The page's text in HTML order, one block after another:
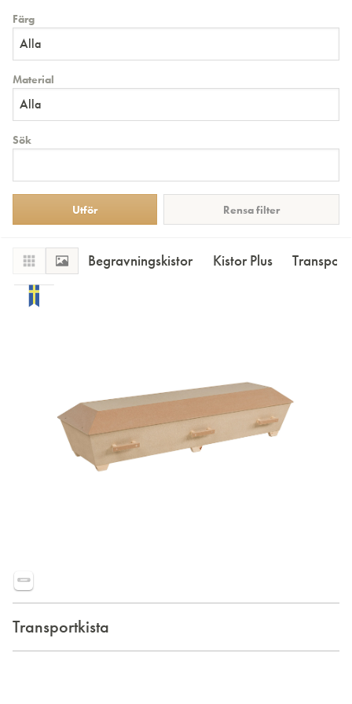
Färg
Alla
Material
Alla
Sök
Rensa filter
Begravningskistor Kistor Plus
Transportkista